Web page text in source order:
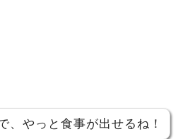
、やっと食事が出せるね！